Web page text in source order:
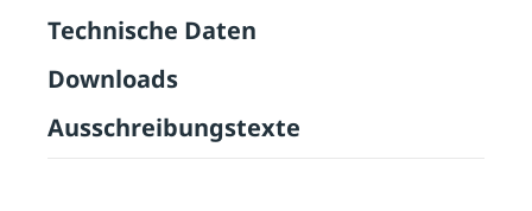
Technische Daten
Downloads
Ausschreibungstexte